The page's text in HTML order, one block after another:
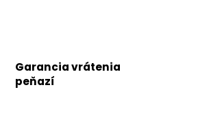
Garancia vrátenia
peňazí